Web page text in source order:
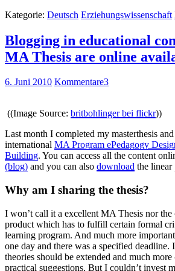
Kategorie: Deutsch Erziehungswissenschaft
Blogging in educational
MA Thesis are online
6. Juni 2010 Kommentare3
((Image Source: britbohlinger bei flickr))
Last month I completed my masterthesis
international MA Program ePedagogy
Building. You can access all the content
(blog) and you can also download the
Why am I sharing the thesis?
I won’t call it a excellent MA Thesis nor the
product which has to fulfill certain formal
learning program. And much more
one day and there was a specified deadline.
theories should be extended and much
practical suggestions. But I couldn’t invest